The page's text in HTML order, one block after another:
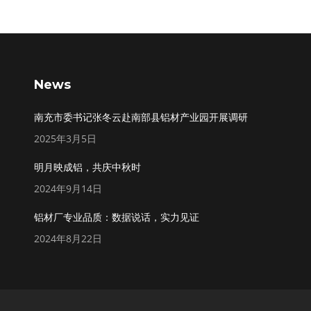
News
南充市委书记张冬云赴南部县铝材产业园开展调研
2025年3月5日
明月映成铝，共庆中秋时
2024年9月14日
铝材厂专业品质：数据说话，实力见证
2024年8月22日